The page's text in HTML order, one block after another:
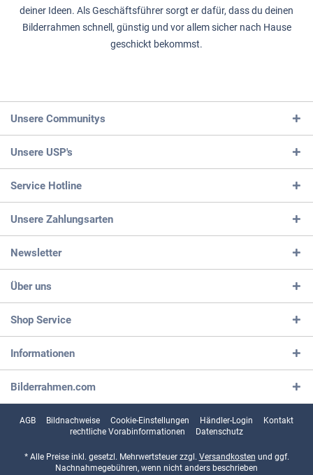
deiner Ideen. Als Geschäftsführer sorgt er dafür, dass du deinen
Bilderrahmen schnell, günstig und vor allem sicher nach Hause
geschickt bekommst.
Unsere Communitys
Unsere USP's
Service Hotline
Unsere Zahlungsarten
Newsletter
Über uns
Shop Service
Informationen
Bilderrahmen.com
AGB Bildnachweise Cookie-Einstellungen Händler-Login
Kontakt
rechtliche Vorabinformationen
Datenschutz
* Alle Preise inkl. gesetzl. Mehrwertsteuer zzgl. Versandkosten und ggf.
Nachnahmegebühren, wenn nicht anders beschrieben